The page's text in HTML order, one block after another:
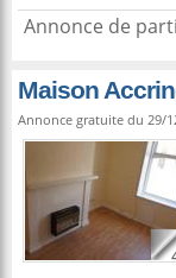
Annonce de
Maison
Annonce gratuite du 29/